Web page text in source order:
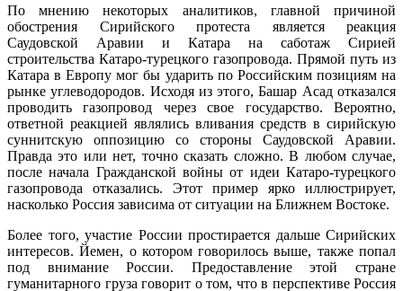
По мнению некоторых аналитиков, главной причиной
обострения Сирийского протеста является реакция
Саудовской Аравии и Катара на саботаж Сирией
строительства Катаро-турецкого газопровода. Прямой путь из
Катара в Европу мог бы ударить по Российским позициям на
рынке углеводородов. Исходя из этого, Башар Асад отказался
проводить газопровод через свое государство. Вероятно,
ответной реакцией являлись вливания средств в сирийскую
суннитскую оппозицию со стороны Саудовской Аравии.
Правда это или нет, точно сказать сложно. В любом случае,
после начала Гражданской войны от идеи Катаро-турецкого
газопровода отказались. Этот пример ярко иллюстрирует,
насколько Россия зависима от ситуации на Ближнем Востоке.
Более того, участие России простирается дальше Сирийских
интересов. Йемен, о котором говорилось выше, также попал
под внимание России. Предоставление этой стране
гуманитарного груза говорит о том, что в перспективе Россия